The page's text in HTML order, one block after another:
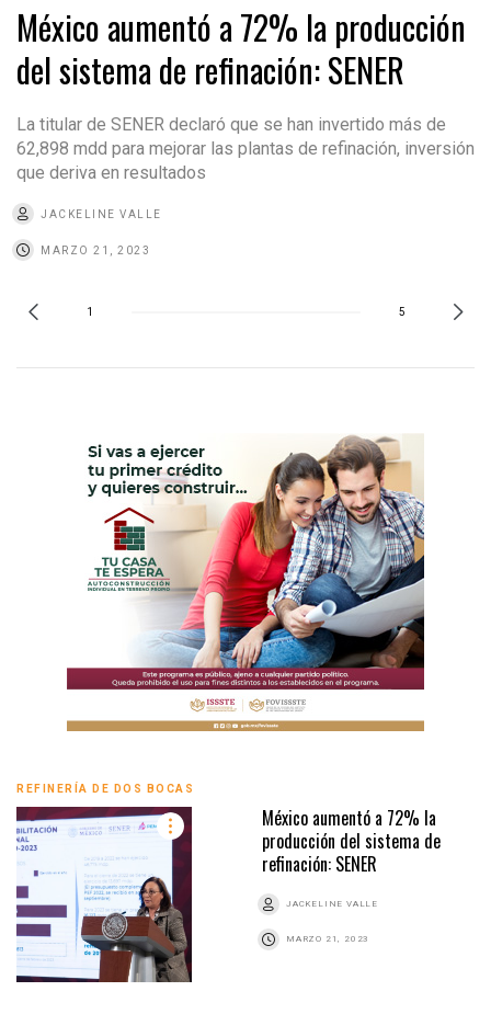
México aumentó a 72% la producción
del sistema de refinación: SENER
La titular de SENER declaró que se han invertido más de
62,898 mdd para mejorar las plantas de refinación, inversión
que deriva en resultados
JACKELINE VALLE
MARZO 21, 2023
1 5
REFINERÍA DE DOS BOCAS
México aumentó a 72% la
producción del sistema de
refinación: SENER
JACKELINE VALLE
MARZO 21, 2023